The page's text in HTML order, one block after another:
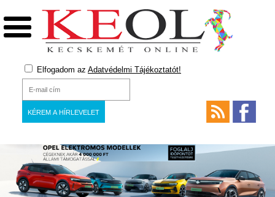
Elfogadom az Adatvédelmi Tájékoztatót!